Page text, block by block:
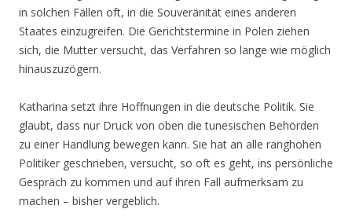
in solchen Fällen oft, in die Souveränität eines anderen
Staates einzugreifen. Die Gerichtstermine in Polen ziehen
sich, die Mutter versucht, das Verfahren so lange wie möglich
hinauszuzögern.
Katharina setzt ihre Hoffnungen in die deutsche Politik. Sie
glaubt, dass nur Druck von oben die tunesischen Behörden
zu einer Handlung bewegen kann. Sie hat an alle ranghohen
Politiker geschrieben, versucht, so oft es geht, ins persönliche
Gespräch zu kommen und auf ihren Fall aufmerksam zu
machen – bisher vergeblich.